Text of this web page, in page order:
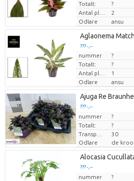
Totalt:
?
2
Odlare
ansu
Aglaonema
??? -,--
Pris per enhet
nummer ?
Totalt:
?
1
Odlare
ansu
Ajuga Re
??? -,--
Pris per enhet
nummer ?
Totalt:
?
30
Odlare
de
Alocasia
??? -,--
Pris per enhet
nummer ?